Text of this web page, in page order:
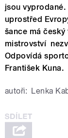
jsou
uprostřed
šance má
mistrovství
Odpovídá
František Kuna.
autoři: Lenka